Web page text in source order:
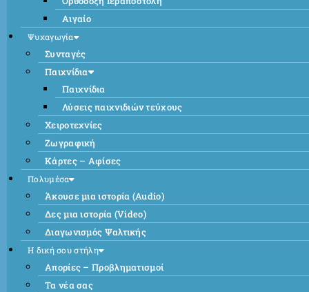
Αιγαίο
Ψυχαγωγία
Συνταγές
Παιχνίδια
Παιχνίδια
Λύσεις παιχνιδιών τεύχους
Χειροτεχνίες
Ζωγραφική
Κάρτες – Αφίσες
Πολυμέσα
Άκουσε μια ιστορία (Audio)
Δες μια ιστορία (Video)
Διαγωνισμός Ψαλτικής
Η δική σου στήλη
Απορίες – Προβληματισμοί
Τα νέα σας